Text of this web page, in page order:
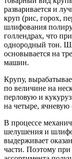
разваривается и
круп (рис, горох,
шлифования
голлендрах, что
однородный тон.
основывается на
машин.
Крупу,
по величине на
перловую и
на четыре,
В процессе
шелушения и
выдерживает
части. Поэтому